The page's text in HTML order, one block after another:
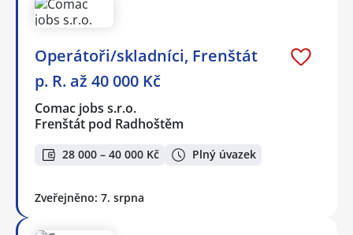
Operátoři/skladníci, Frenštát
p. R. až 40 000 Kč
Comac jobs s.r.o.
Frenštát pod Radhoštěm
28 000 – 40 000 Kč Plný úvazek
Zveřejněno: 7. srpna